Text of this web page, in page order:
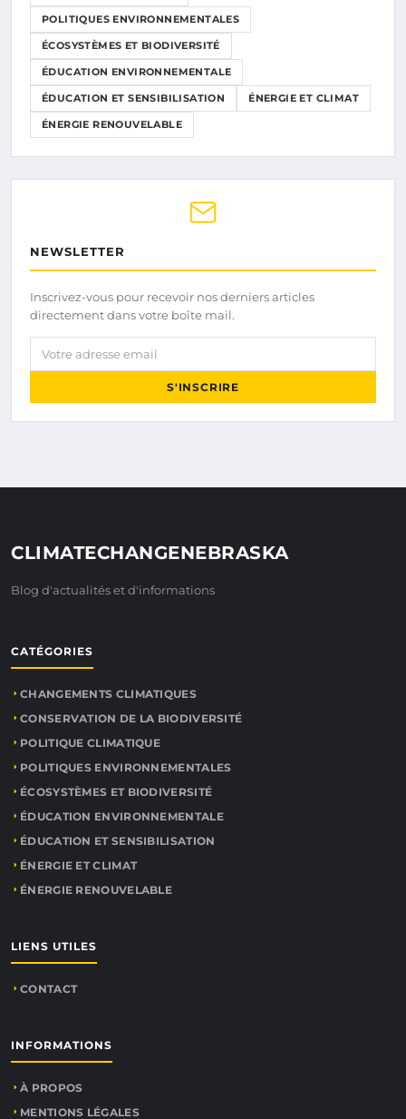
POLITIQUES ENVIRONNEMENTALES
ÉCOSYSTÈMES ET BIODIVERSITÉ
ÉDUCATION ENVIRONNEMENTALE
ÉDUCATION ET SENSIBILISATION ÉNERGIE ET CLIMAT
ÉNERGIE RENOUVELABLE
NEWSLETTER
Inscrivez-vous pour recevoir nos derniers articles
directement dans votre boîte mail.
Votre adresse email
S'INSCRIRE
CLIMATECHANGENEBRASKA
Blog d'actualités et d'informations
CATÉGORIES
CHANGEMENTS CLIMATIQUES
CONSERVATION DE LA BIODIVERSITÉ
POLITIQUE CLIMATIQUE
POLITIQUES ENVIRONNEMENTALES
ÉCOSYSTÈMES ET BIODIVERSITÉ
ÉDUCATION ENVIRONNEMENTALE
ÉDUCATION ET SENSIBILISATION
ÉNERGIE ET CLIMAT
ÉNERGIE RENOUVELABLE
LIENS UTILES
CONTACT
INFORMATIONS
À PROPOS
MENTIONS LÉGALES